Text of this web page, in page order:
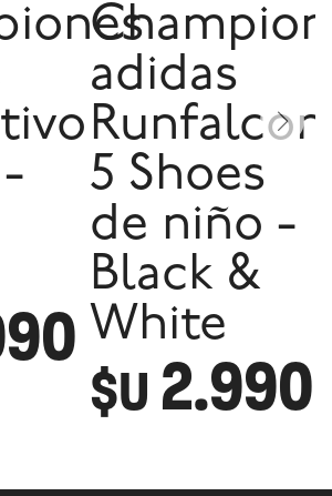
adidas
Runfalcon
5 Shoes
de niño -
Black &
White
$U 2.990